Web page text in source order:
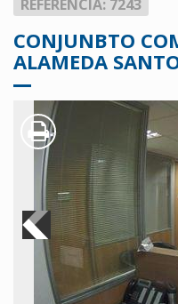
REFERÊNCIA: 7243
CONJUNBTO
ALAMEDA